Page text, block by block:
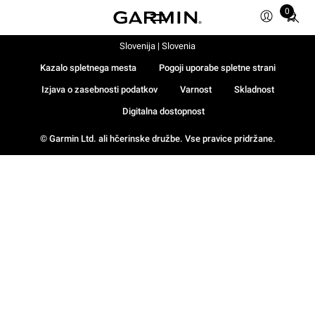
0
Total
items
in
© Garmin Ltd. ali hčerinske družbe. Vse pravice pridržane.
Kazalo spletnega mesta Pogoji uporabe spletne strani
Izjava o zasebnosti podatkov Varnost Skladnost
Digitalna dostopnost
Slovenija | Slovenia